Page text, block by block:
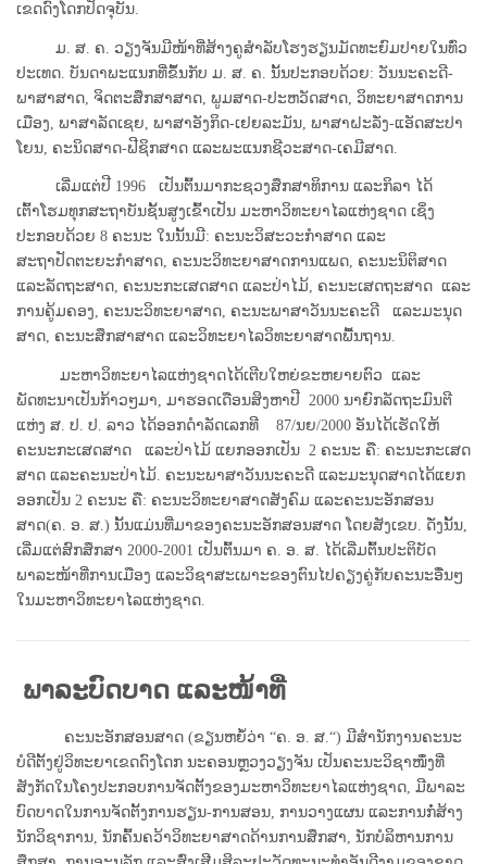
ເຂດດົງໂດກປັດຈຸບັນ.
ມ. ສ. ຄ. ວຽງຈັນມີໜ້າທີ່ສ້າງຄູສຳລັບໂຮງຮຽນມັດທະຍົມປາຍໃນທົ່ວ
ປະເທດ. ບັນດາພະແນກທີ່ຂຶ້ນກັບ ມ. ສ. ຄ. ນັ້ນປະກອບດ້ວຍ: ວັນນະຄະດີ-
ພາສາສາດ, ຈິດຕະສຶກສາສາດ, ພູມສາດ-ປະຫວັດສາດ, ວິທະຍາສາດການ
ເມືອງ, ພາສາລັດເຊຍ, ພາສາອັງກິດ-ເຢຍລະມັນ, ພາສາຝະລັ່ງ-ແອັດສະປາ
ໂຍນ, ຄະນິດສາດ-ຟີຊິກສາດ ແລະພະແນກຊີວະສາດ-ເຄມີສາດ.
ເລີ່ມແຕ່ປີ 1996 ເປັນຕົ້ນມາກະຊວງສຶກສາທິການ ແລະກິລາ ໄດ້
ເຕົ້າໂຮມທຸກສະຖາບັນຊັ້ນສູງເຂົ້າເປັນ ມະຫາວິທະຍາໄລແຫ່ງຊາດ ເຊິ່ງ
ປະກອບດ້ວຍ 8 ຄະນະ ໃນນັ້ນມີ: ຄະນະວິສະວະກຳສາດ ແລະ
ສະຖາປັດຕະຍະກຳສາດ, ຄະນະວິທະຍາສາດການແພດ, ຄະນະນິຕິສາດ
ແລະລັດຖະສາດ, ຄະນະກະເສດສາດ ແລະປ່າໄມ້, ຄະນະເສດຖະສາດ ແລະ
ການຄູ້ມຄອງ, ຄະນະວິທະຍາສາດ, ຄະນະພາສາວັນນະຄະດີ ແລະມະນຸດ
ສາດ, ຄະນະສຶກສາສາດ ແລະວິທະຍາໄລວິທະຍາສາດພື້ນຖານ.
ມະຫາວິທະຍາໄລແຫ່ງຊາດໄດ້ເຕີບໃຫຍ່ຂະຫຍາຍຕົວ ແລະ
ພັດທະນາເປັນກ້າວໆມາ, ມາຮອດເດືອນສິງຫາປີ 2000 ນາຍົກລັດຖະມົນຕີ
ແຫ່ງ ສ. ປ. ປ. ລາວ ໄດ້ອອກດຳລັດເລກທີ 87/ນຍ/2000 ອັນໄດ້ເຮັດໃຫ້
ຄະນະກະເສດສາດ ແລະປ່າໄມ້ ແຍກອອກເປັນ 2 ຄະນະ ຄື: ຄະນະກະເສດ
ສາດ ແລະຄະນະປ່າໄມ້. ຄະນະພາສາວັນນະຄະດີ ແລະມະນຸດສາດໄດ້ແຍກ
ອອກເປັນ 2 ຄະນະ ຄື: ຄະນະວິທະຍາສາດສັງຄົມ ແລະຄະນະອັກສອນ
ສາດ(ຄ. ອ. ສ.) ນັ້ນແມ່ນທີ່ມາຂອງຄະນະອັກສອນສາດ ໂດຍສັງເຂບ. ດັ່ງນັ້ນ,
ເລີ່ມແຕ່ສົກສຶກສາ 2000-2001 ເປັນຕົ້ນມາ ຄ. ອ. ສ. ໄດ້ເລີ່ມຕົ້ນປະຕິບັດ
ພາລະໜ້າທີ່ການເມືອງ ແລະວິຊາສະເພາະຂອງຕົນໄປຄຽງຄູ່ກັບຄະນະອື່ນໆ
ໃນມະຫາວິທະຍາໄລແຫ່ງຊາດ.
ພາລະບົດບາດ ແລະໜ້າທີ່
ຄະນະອັກສອນສາດ (ຂຽນຫຍໍ້ວ່າ “ຄ. ອ. ສ.“) ມີສຳນັກງານຄະນະ
ບໍດີຕັ້ງຢູ່ວິທະຍາເຂດດົງໂດກ ນະຄອນຫຼວງວຽງຈັນ ເປັນຄະນະວິຊາໜຶ່ງທີ່
ສັງກັດໃນໂຄງປະກອບການຈັດຕັ້ງຂອງມະຫາວິທະຍາໄລແຫ່ງຊາດ, ມີພາລະ
ບົດບາດໃນການຈັດຕັ້ງການຮຽນ-ການສອນ, ການວາງແຜນ ແລະການກໍ່ສ້າງ
ນັກວິຊາການ, ນັກຄົ້ນຄວ້າວິທະຍາສາດດ້ານການສຶກສາ, ນັກບໍລິຫານການ